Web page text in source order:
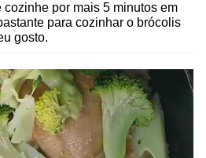
cozinhe por mais 5 minutos em
para cozinhar o brócolis
gosto.